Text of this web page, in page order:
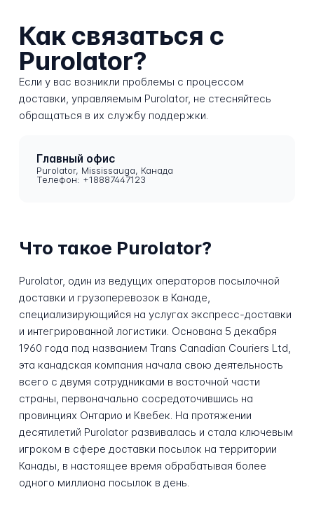
Как связаться с
Purolator?
Если у вас возникли проблемы с процессом
доставки, управляемым Purolator, не стесняйтесь
обращаться в их службу поддержки.
Главный офис
Purolator, Mississauga, Канада
Телефон: +18887447123
Что такое Purolator?
Purolator, один из ведущих операторов посылочной
доставки и грузоперевозок в Канаде,
специализирующийся на услугах экспресс-доставки
и интегрированной логистики. Основана 5 декабря
1960 года под названием Trans Canadian Couriers Ltd,
эта канадская компания начала свою деятельность
всего с двумя сотрудниками в восточной части
страны, первоначально сосредоточившись на
провинциях Онтарио и Квебек. На протяжении
десятилетий Purolator развивалась и стала ключевым
игроком в сфере доставки посылок на территории
Канады, в настоящее время обрабатывая более
одного миллиона посылок в день.